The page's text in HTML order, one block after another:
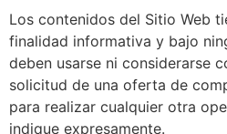
Los contenidos del Sitio Web
finalidad informativa y bajo
deben usarse ni considerarse
solicitud de una oferta de
para realizar cualquier otra
indique expresamente.